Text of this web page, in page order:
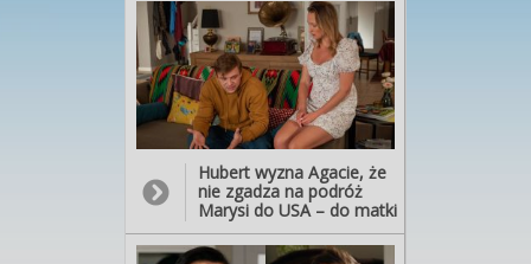
Hubert wyzna Agacie, że
nie zgadza na podróż
Marysi do USA – do matki
– bo obawia się, że córka
już do niego nie wróci. I